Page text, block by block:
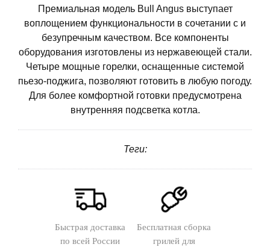
Премиальная модель Bull Angus выступает
воплощением функциональности в сочетании с и
безупречным качеством. Все компоненты
оборудования изготовлены из нержавеющей стали.
Четыре мощные горелки, оснащенные системой
пьезо-поджига, позволяют готовить в любую погоду.
Для более комфортной готовки предусмотрена
внутренняя подсветка котла.
Теги:
Быстрая доставка
по всей России
Бесплатная сборка
грилей для